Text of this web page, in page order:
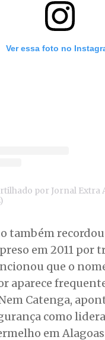
Ver essa foto no
por Jornal Extra
também
em 2011 por
que o
aparece
Catenga,
como
em